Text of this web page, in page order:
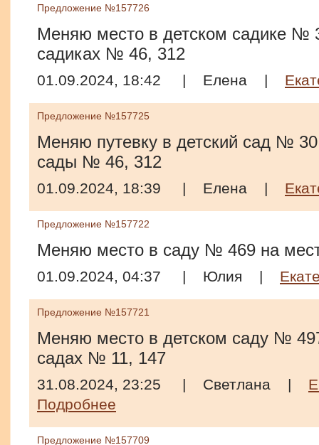
Предложение №157726
Меняю место в детском садике №
садиках № 46, 312
01.09.2024, 18:42 | Елена |
Предложение №157725
Меняю путевку в детский сад № 30
сады № 46, 312
01.09.2024, 18:39 | Елена |
Предложение №157722
Меняю место в саду № 469 на
01.09.2024, 04:37 | Юлия |
Предложение №157721
Меняю место в детском саду №
садах № 11, 147
31.08.2024, 23:25 | Светлана |
Подробнее
Предложение №157709